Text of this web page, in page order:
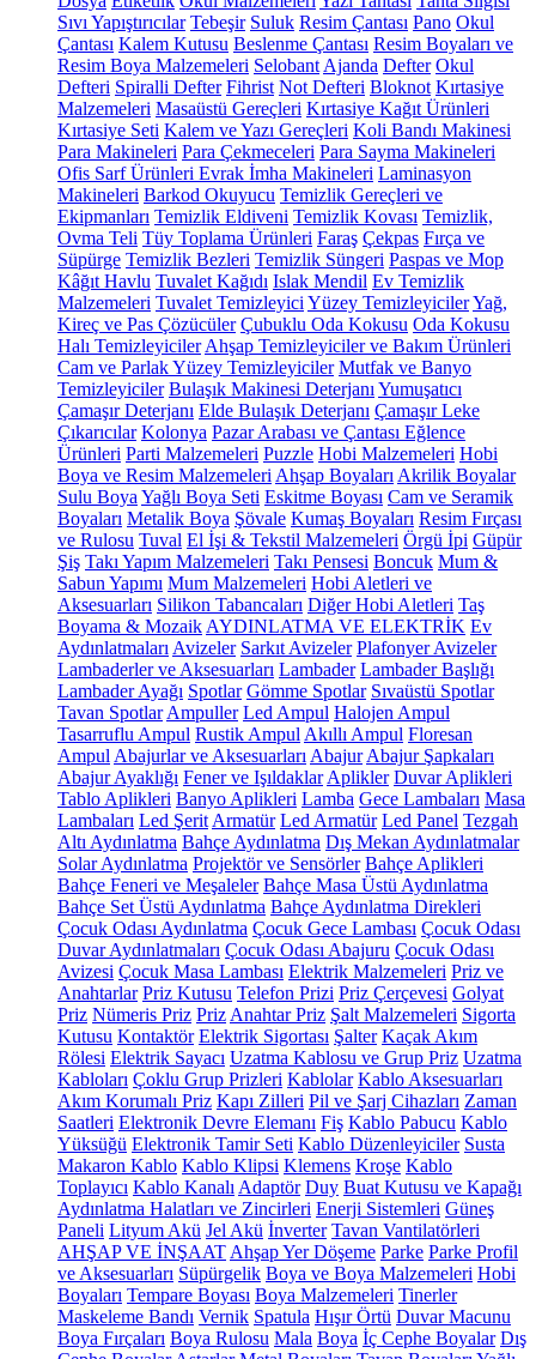
Sıvı Yapıştırıcılar Tebeşir Suluk Resim Çantası Pano Okul
Çantası Kalem Kutusu Beslenme Çantası Resim Boyaları ve
Resim Boya Malzemeleri Selobant Ajanda Defter Okul
Defteri Spiralli Defter Fihrist Not Defteri Bloknot Kırtasiye
Malzemeleri Masaüstü Gereçleri Kırtasiye Kağıt Ürünleri
Kırtasiye Seti Kalem ve Yazı Gereçleri Koli Bandı Makinesi
Para Makineleri Para Çekmeceleri Para Sayma Makineleri
Ofis Sarf Ürünleri Evrak İmha Makineleri Laminasyon
Makineleri Barkod Okuyucu Temizlik Gereçleri ve
Ekipmanları Temizlik Eldiveni Temizlik Kovası Temizlik,
Ovma Teli Tüy Toplama Ürünleri Faraş Çekpas Fırça ve
Süpürge Temizlik Bezleri Temizlik Süngeri Paspas ve Mop
Kâğıt Havlu Tuvalet Kağıdı Islak Mendil Ev Temizlik
Malzemeleri Tuvalet Temizleyici Yüzey TemizleyicilerYağ,
Kireç ve Pas Çözücüler Çubuklu Oda Kokusu Oda Kokusu
Halı Temizleyiciler Ahşap Temizleyiciler ve Bakım Ürünleri
Cam ve Parlak Yüzey Temizleyiciler Mutfak ve Banyo
Temizleyiciler Bulaşık Makinesi Deterjanı Yumuşatıcı
Çamaşır Deterjanı Elde Bulaşık Deterjanı Çamaşır Leke
Çıkarıcılar Kolonya Pazar Arabası ve Çantası Eğlence
Ürünleri Parti Malzemeleri Puzzle Hobi Malzemeleri Hobi
Boya ve Resim Malzemeleri Ahşap Boyaları Akrilik Boyalar
Sulu Boya Yağlı Boya Seti Eskitme Boyası Cam ve Seramik
Boyaları Metalik Boya Şövale Kumaş Boyaları Resim Fırçası
ve Rulosu Tuval El İşi & Tekstil Malzemeleri Örgü İpi Güpür
Şiş Takı Yapım Malzemeleri Takı Pensesi Boncuk Mum &
Sabun Yapımı Mum Malzemeleri Hobi Aletleri ve
Aksesuarları Silikon Tabancaları Diğer Hobi Aletleri Taş
Boyama & Mozaik AYDINLATMA VE ELEKTRİK Ev
Aydınlatmaları Avizeler Sarkıt Avizeler Plafonyer Avizeler
Lambaderler ve Aksesuarları Lambader Lambader Başlığı
Lambader Ayağı Spotlar Gömme Spotlar Sıvaüstü Spotlar
Tavan Spotlar Ampuller Led Ampul Halojen Ampul
Tasarruflu Ampul Rustik Ampul Akıllı Ampul Floresan
Ampul Abajurlar ve Aksesuarları Abajur Abajur Şapkaları
Abajur Ayaklığı Fener ve Işıldaklar Aplikler Duvar Aplikleri
Tablo Aplikleri Banyo Aplikleri Lamba Gece Lambaları Masa
Lambaları Led Şerit Armatür Led Armatür Led Panel Tezgah
Altı Aydınlatma Bahçe Aydınlatma Dış Mekan Aydınlatmalar
Solar Aydınlatma Projektör ve Sensörler Bahçe Aplikleri
Bahçe Feneri ve Meşaleler Bahçe Masa Üstü Aydınlatma
Bahçe Set Üstü Aydınlatma Bahçe Aydınlatma Direkleri
Çocuk Odası Aydınlatma Çocuk Gece Lambası Çocuk Odası
Duvar Aydınlatmaları Çocuk Odası Abajuru Çocuk Odası
Avizesi Çocuk Masa Lambası Elektrik Malzemeleri Priz ve
Anahtarlar Priz Kutusu Telefon Prizi Priz Çerçevesi Golyat
Priz Nümeris Priz Priz Anahtar Priz Şalt Malzemeleri Sigorta
Kutusu Kontaktör Elektrik Sigortası Şalter Kaçak Akım
Rölesi Elektrik Sayacı Uzatma Kablosu ve Grup Priz Uzatma
Kabloları Çoklu Grup Prizleri Kablolar Kablo Aksesuarları
Akım Korumalı Priz Kapı Zilleri Pil ve Şarj Cihazları Zaman
Saatleri Elektronik Devre Elemanı Fiş Kablo Pabucu Kablo
Yüksüğü Elektronik Tamir Seti Kablo Düzenleyiciler Susta
Makaron Kablo Kablo Klipsi Klemens Kroşe Kablo
Toplayıcı Kablo Kanalı Adaptör Duy Buat Kutusu ve Kapağı
Aydınlatma Halatları ve Zincirleri Enerji Sistemleri Güneş
Paneli Lityum Akü Jel Akü İnverter Tavan Vantilatörleri
AHŞAP VE İNŞAAT Ahşap Yer Döşeme Parke Parke Profil
ve Aksesuarları Süpürgelik Boya ve Boya Malzemeleri Hobi
Boyaları Tempare Boyası Boya Malzemeleri Tinerler
Maskeleme Bandı Vernik Spatula Hışır Örtü Duvar Macunu
Boya Fırçaları Boya Rulosu Mala Boya İç Cephe Boyalar Dış